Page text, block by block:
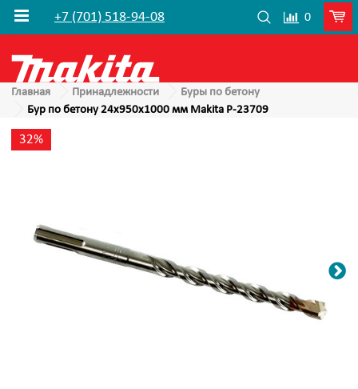
+7 (701) 518-94-08 0
Главная Принадлежности
Буры по бетону
Бур по бетону 24x950x1000 мм Makita P-23709
32%